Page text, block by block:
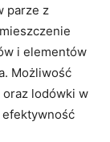
parze z
i elementów
Możliwość
lodówki w
efektywność